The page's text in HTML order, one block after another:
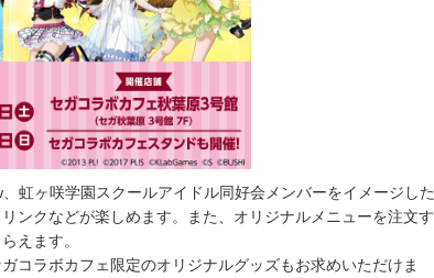
虹ヶ咲学園スクールアイドル同好会メンバーをイメージした
ンクなどが楽しめます。また、オリジナルメニューを注文す
えます。
コラボカフェ限定のオリジナルグッズもお求めいただけま